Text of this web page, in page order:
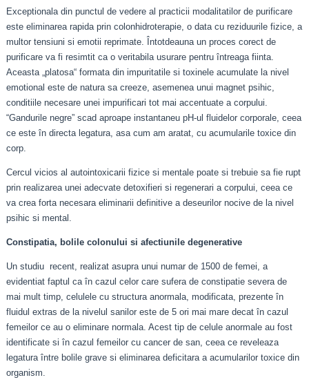
Exceptionala din punctul de vedere al practicii modalitatilor de purificare
este eliminarea rapida prin colonhidroterapie, o data cu reziduurile fizice, a
multor tensiuni si emotii reprimate. Întotdeauna un proces corect de
purificare va fi resimtit ca o veritabila usurare pentru întreaga fiinta.
Aceasta „platosa“ formata din impuritatile si toxinele acumulate la nivel
emotional este de natura sa creeze, asemenea unui magnet psihic,
conditiile necesare unei impurificari tot mai accentuate a corpului.
“Gandurile negre” scad aproape instantaneu pH-ul fluidelor corporale, ceea
ce este în directa legatura, asa cum am aratat, cu acumularile toxice din
corp.
Cercul vicios al autointoxicarii fizice si mentale poate si trebuie sa fie rupt
prin realizarea unei adecvate detoxifieri si regenerari a corpului, ceea ce
va crea forta necesara eliminarii definitive a deseurilor nocive de la nivel
psihic si mental.
Constipatia, bolile colonului si afectiunile degenerative
Un studiu recent, realizat asupra unui numar de 1500 de femei, a
evidentiat faptul ca în cazul celor care sufera de constipatie severa de
mai mult timp, celulele cu structura anormala, modificata, prezente în
fluidul extras de la nivelul sanilor este de 5 ori mai mare decat în cazul
femeilor ce au o eliminare normala. Acest tip de celule anormale au fost
identificate si în cazul femeilor cu cancer de san, ceea ce reveleaza
legatura între bolile grave si eliminarea deficitara a acumularilor toxice din
organism.